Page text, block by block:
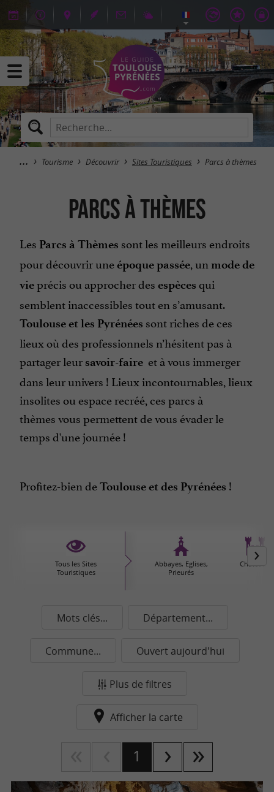
Tourisme Découvrir Sites Touristiques Parcs à thèmes
Parcs à thèmes
Les Parcs à Thèmes sont les meilleurs endroits
pour découvrir uneépoque passée, un mode de
vieprécis ou approcher des espèces qui
semblent inaccessibles tout en s’amusant.
Toulouse et les Pyrénées sont riches de ces
lieux où des professionnels n’hésitent pas à
partager leur savoir-faire et à vous immerger
dans leur univers ! Lieux incontournables, lieux
insolites ou espace recréé, ces parcs à
thèmes vous permettent de vous évader le
temps d'une journée !
Profitez-bien deToulouse et des Pyrénées !
Tous les Sites
Touristiques
Abbayes, Eglises,
Prieurés
Châteaux
Mots clés... Département...
Commune... Ouvert aujourd'hui
Plus de filtres
Afficher la carte
1